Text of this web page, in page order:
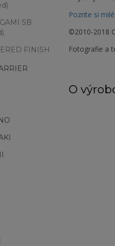
SB
FINISH
Pozrite si
©2010-2018
Fotografie a
O